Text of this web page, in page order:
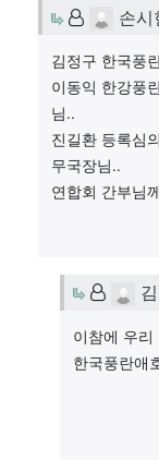
손시손시
김정구 한국풍
이동익 한강풍
님..
진길환 등록심
무국장님..
연합회 간부님
김
이참에 우리
한국풍란애